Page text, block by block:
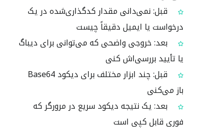
قبل: نمی‌دانی مقدار کدگذاری‌شده در یک
درخواست یا ایمیل دقیقاً چیست
بعد: خروجی واضحی که می‌توانی برای دیباگ
یا تأیید بررسی‌اش کنی
قبل: چند ابزار مختلف برای دیکود Base64
باز می‌کنی
بعد: یک نتیجه دیکود سریع در مرورگر که
فوری قابل کپی است